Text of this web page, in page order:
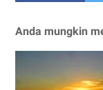
Anda mungkin